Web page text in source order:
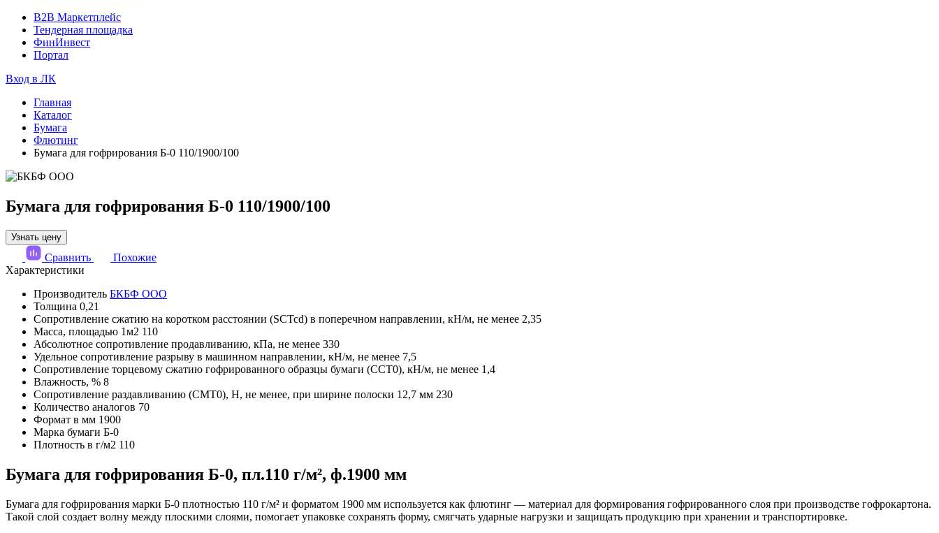
B2B Маркетплейс
Тендерная площадка
ФинИнвест
Портал
Вход в ЛК
Главная
Каталог
Бумага
Флютинг
Бумага для гофрирования Б-0 110/1900/100
Бумага для гофрирования Б-0 110/1900/100
Узнать цену
Сравнить
Похожие
Характеристики
Производитель БКБФ ООО
Толщина 0,21
Сопротивление сжатию на коротком расстоянии (SCTcd) в поперечном направлении, кН/м, не менее 2,35
Масса, площадью 1м2 110
Абсолютное сопротивление продавливанию, кПа, не менее 330
Удельное сопротивление разрыву в машинном направлении, кН/м, не менее 7,5
Сопротивление торцевому сжатию гофрированного образцы бумаги (ССТ0), кН/м, не менее 1,4
Влажность, % 8
Сопротивление раздавливанию (СМТ0), Н, не менее, при ширине полоски 12,7 мм 230
Количество аналогов 70
Формат в мм 1900
Марка бумаги Б-0
Плотность в г/м2 110
Бумага для гофрирования Б-0, пл.110 г/м², ф.1900 мм
Бумага для гофрирования марки Б-0 плотностью 110 г/м² и форматом 1900 мм используется как флютинг — материал для формирования гофрированного слоя при производстве гофрокартона.
Такой слой создает волну между плоскими слоями, помогает упаковке сохранять форму, смягчать ударные нагрузки и защищать продукцию при хранении и транспортировке.